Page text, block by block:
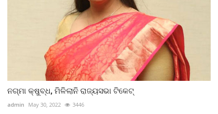
ନଗ୍‌ମା କ୍ଷୁବ୍ଧ, ମିଳିଲାନି ରାଜ୍ୟସଭା ଟିକେଟ୍
admin May 30, 2022 3446